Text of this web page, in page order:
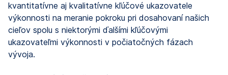
kvantitatívne aj kvalitatívne kľúčové ukazovatele
výkonnosti na meranie pokroku pri dosahovaní našich
cieľov spolu s niektorými ďalšími kľúčovými
ukazovateľmi výkonnosti v počiatočných fázach
vývoja.